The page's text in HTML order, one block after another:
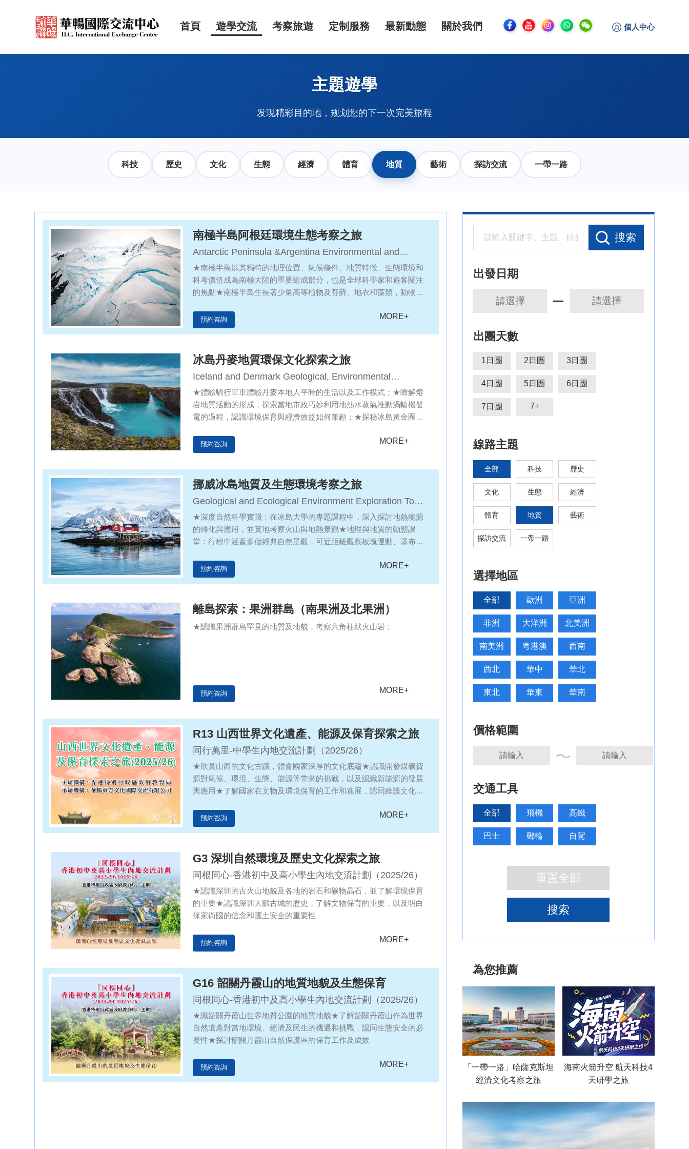
首頁 遊學交流 考察旅遊 定制服務 最新動態 關於我們 個人中心
主題遊學
发现精彩目的地，规划您的下一次完美旅程
科技 歷史 文化 生態 經濟 體育 地質 藝術 探訪交流 一帶一路
南極半島阿根廷環境生態考察之旅
Antarctic Peninsula &Argentina Environmental and
ecological exploration tour
★南極半島以其獨特的地理位置、氣候條件、地質特徵、生態環境和
科考價值成為南極大陸的重要組成部分，也是全球科學家和遊客關注
的焦點★南極半島生長著少量高等植物及苔蘚、地衣和藻類，動物和
預約咨詢 MORE+
冰島丹麥地質環保文化探索之旅
Iceland and Denmark Geological, Environmental
Protection, and Cultural Exploration Tour
★體驗騎行單車體驗丹麥本地人平時的生活以及工作模式；★瞭解熔
岩地質活動的形成，探索當地市政巧妙利用地熱水蒸氣推動渦輪機發
電的過程，認識環境保育與經濟效益如何兼顧；★探秘冰島黃金圈，
冰島大學，學習分享交流，增進兩地學生的友誼
預約咨詢 MORE+
挪威冰島地質及生態環境考察之旅
Geological and Ecological Environment Exploration Tour
of Norway and Iceland
★深度自然科學實踐：在冰島大學的專題課程中，深入探討地熱能源
的轉化與應用，並實地考察火山與地熱景觀★地理與地質的動態課
堂：行程中涵蓋多個經典自然景觀，可近距離觀察板塊運動、瀑布形
察，更可親身感受自然力量的塑造與變化★可持續發展與環保意識：
冰島作為全球綠色能源應用的典範，其地熱資源開發與環保理念融入
續發展的關注★體驗式學習激發潛能：從火山徒步到藍湖溫泉，動靜
結合的活動設計兼顧探索與反思，讓學生在挑戰中學習團隊合作，同
時透過親身實踐，將抽象知識轉化為難忘的學習經驗
預約咨詢 MORE+
離島探索：果洲群島（南果洲及北果洲）
★認識果洲群島罕見的地質及地貌，考察六角柱狀火山岩；
預約咨詢 MORE+
R13 山西世界文化遺產、能源及保育探索之旅
同行萬里-中學生內地交流計劃（2025/26）
★欣賞山西的文化古蹟，體會國家深厚的文化底蘊★認識開發煤礦資
源對氣候、環境、生態、能源等带來的挑戰，以及認識新能源的發展
輿應用★了解國家在文物及環境保育的工作和進展，認同維護文化及
預約咨詢 MORE+
G3 深圳自然環境及歷史文化探索之旅
同根同心-香港初中及高小學生內地交流計劃（2025/26）
★認識深圳的古火山地貌及各地的岩石和礦物晶石，並了解環境保育
的重要★認識深圳大鵬古城的歷史，了解文物保育的重要，以及明白
保家衛國的信念和國土安全的重要性
預約咨詢 MORE+
G16 韶關丹霞山的地質地貌及生態保育
同根同心-香港初中及高小學生內地交流計劃（2025/26）
★識韶關丹霞山世界地質公園的地質地貌★了解韶關丹霞山作為世界
自然遺產對當地環境、經濟及民生的機遇和挑戰，認同生態安全的必
要性★探討韶關丹霞山自然保護區的保育工作及成效
預約咨詢 MORE+
搜索
出發日期
出團天數
1日團 2日團 3日團
4日團 5日團 6日團
7日團 7+
線路主題
全部 科技 歷史
文化 生態 經濟
體育 地質 藝術
探訪交流 一帶一路
選擇地區
全部 歐洲 亞洲
非洲 大洋洲 北美洲
南美洲 粵港澳 西南
西北 華中 華北
東北 華東 華南
價格範圍
交通工具
全部 飛機 高鐵
巴士 郵輪 自駕
重置全部
搜索
為您推薦
「一帶一路」哈薩克斯坦
經濟文化考察之旅
海南火箭升空 航天科技4
天研學之旅